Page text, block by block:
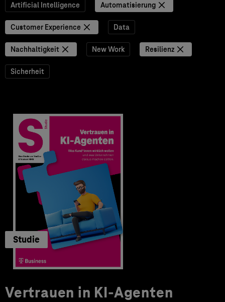
Artificial Intelligence Automatisierung
Customer Experience Data
Nachhaltigkeit New Work Resilienz
Sicherheit
Studie
Vertrauen in KI-Agenten